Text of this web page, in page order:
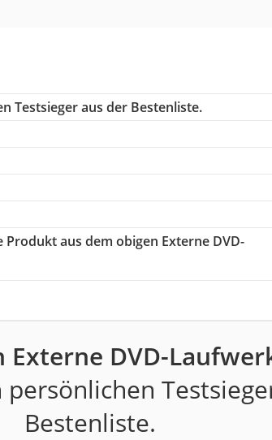
Testsieger aus der Bestenliste.
Produkt aus dem obigen Externe DVD-
Externe DVD-
persönlichen
Bestenliste.